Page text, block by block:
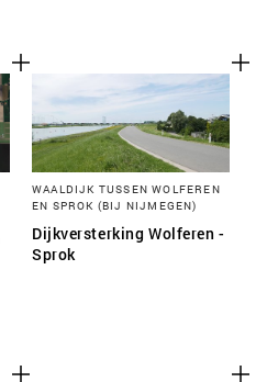
WAALDIJK TUSSEN WOLFEREN
EN SPROK (BIJ NIJMEGEN)
Dijkversterking Wolferen -
Sprok